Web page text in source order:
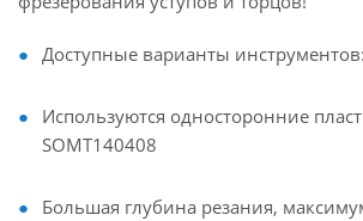
Доступные варианты
Используются односторонние
SOMT140408
Большая глубина резания,